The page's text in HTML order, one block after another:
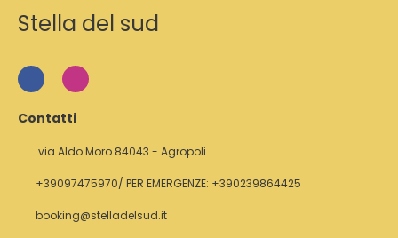
Stella del sud
Contatti
via Aldo Moro 84043 - Agropoli
+39097475970/ PER EMERGENZE: +390239864425
booking@stelladelsud.it